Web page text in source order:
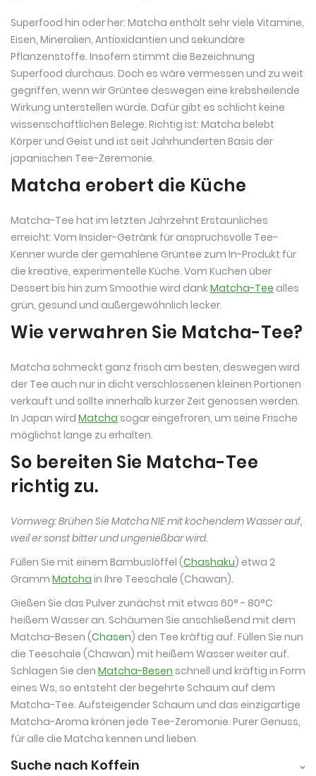
Superfood hin oder her: Matcha enthält sehr viele Vitamine,
Eisen, Mineralien, Antioxidantien und sekundäre
Pflanzenstoffe. Insofern stimmt die Bezeichnung
Superfood durchaus. Doch es wäre vermessen und zu weit
gegriffen, wenn wir Grüntee deswegen eine krebsheilende
Wirkung unterstellen würde. Dafür gibt es schlicht keine
wissenschaftlichen Belege. Richtig ist: Matcha belebt
Körper und Geist und ist seit Jahrhunderten Basis der
japanischen Tee-Zeremonie.
Matcha erobert die Küche
Matcha-Tee hat im letzten Jahrzehnt Erstaunliches
erreicht: Vom Insider-Getränk für anspruchsvolle Tee-
Kenner wurde der gemahlene Grüntee zum In-Produkt für
die kreative, experimentelle Küche. Vom Kuchen über
Dessert bis hin zum Smoothie wird dank Matcha-Tee alles
grün, gesund und außergewöhnlich lecker.
Wie verwahren Sie Matcha-Tee?
Matcha schmeckt ganz frisch am besten, deswegen wird
der Tee auch nur in dicht verschlossenen kleinen Portionen
verkauft und sollte innerhalb kurzer Zeit genossen werden.
In Japan wird Matcha sogar eingefroren, um seine Frische
möglichst lange zu erhalten.
So bereiten Sie Matcha-Tee
richtig zu.
Vornweg: Brühen Sie Matcha NIE mit kochendem Wasser auf,
weil er sonst bitter und ungenießbar wird.
Füllen Sie mit einem Bambuslöffel (Chashaku) etwa 2
Gramm Matcha in Ihre Teeschale (Chawan).
Gießen Sie das Pulver zunächst mit etwas 60° - 80°C
heißem Wasser an. Schäumen Sie anschließend mit dem
Matcha-Besen (Chasen) den Tee kräftig auf. Füllen Sie nun
die Teeschale (Chawan) mit heißem Wasser weiter auf.
Schlagen Sie den Matcha-Besen schnell und kräftig in Form
eines Ws, so entsteht der begehrte Schaum auf dem
Matcha-Tee. Aufsteigender Schaum und das einzigartige
Matcha-Aroma krönen jede Tee-Zeromonie. Purer Genuss,
für alle die Matcha kennen und lieben.
Suche nach Koffein